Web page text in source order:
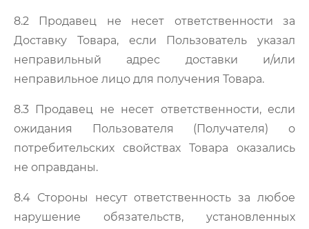
8.2 Продавец не несет ответственности за
Доставку Товара, если Пользователь указал
неправильный адрес доставки и/или
неправильное лицо для получения Товара.
8.3 Продавец не несет ответственности, если
ожидания Пользователя (Получателя) о
потребительских свойствах Товара оказались
не оправданы.
8.4 Стороны несут ответственность за любое
нарушение обязательств, установленных